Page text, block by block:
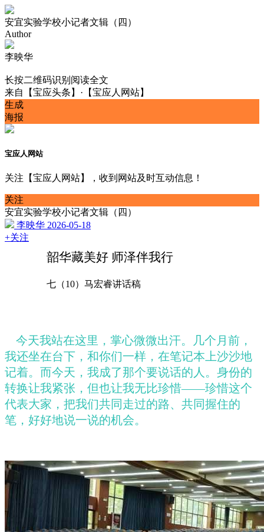
安宜实验学校小记者文辑（四）
Author
李映华
长按二维码识别阅读全文
来自
【宝应头条】·【宝应人网站】
生成
海报
宝应人网站
关注【宝应人网站】，收到网站及时互动信息！
关注
安宜实验学校小记者文辑（四）
李映华 2026-05-18
+关注
韶华藏美好师泽伴我行
七（10）马宏睿讲话稿
今天我站在这里，掌心微微出汗。几个月前，
我还坐在台下，和你们一样，在笔记本上沙沙地
记着。而今天，我成了那个要说话的人。身份的
转换让我紧张，但也让我无比珍惜——珍惜这个
代表大家，把我们共同走过的路、共同握住的
笔，好好地说一说的机会。